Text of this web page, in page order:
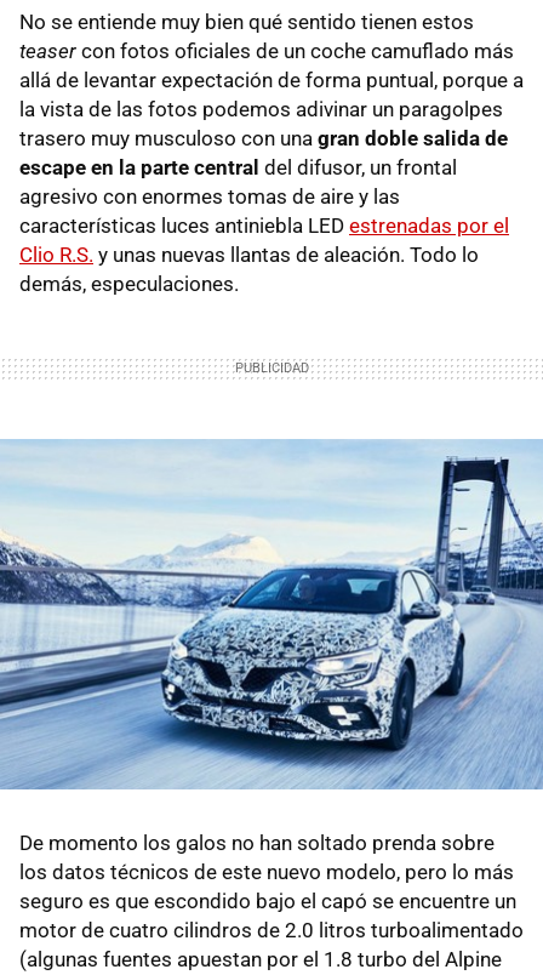
No se entiende muy bien qué sentido tienen estos
teaser con fotos oficiales de un coche camuflado más
allá de levantar expectación de forma puntual, porque a
la vista de las fotos podemos adivinar un paragolpes
trasero muy musculoso con una gran doble salida de
escape en la parte central del difusor, un frontal
agresivo con enormes tomas de aire y las
características luces antiniebla LED estrenadas por el
Clio R.S. y unas nuevas llantas de aleación. Todo lo
demás, especulaciones.
De momento los galos no han soltado prenda sobre
los datos técnicos de este nuevo modelo, pero lo más
seguro es que escondido bajo el capó se encuentre un
motor de cuatro cilindros de 2.0 litros turboalimentado
(algunas fuentes apuestan por el 1.8 turbo del Alpine